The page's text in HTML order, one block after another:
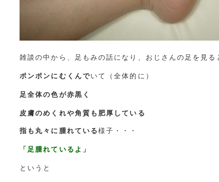
雑談の中から、足もみの話になり、おじさんの足を見る
ポンポンにむくんでいて（全体的に）
足全体の色が赤黒く
皮膚のめくれや角質も肥厚している
指も丸々に腫れている様子・・・
「足腫れているよ」
というと